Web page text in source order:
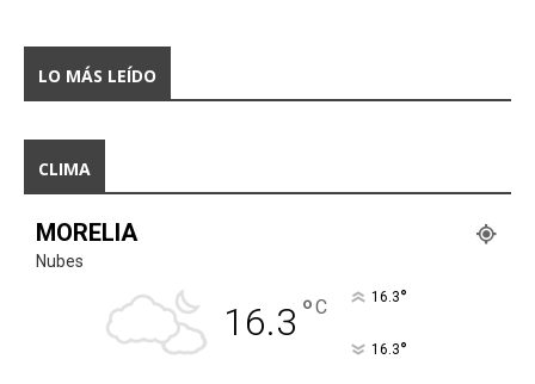
LO MÁS LEÍDO
CLIMA
MORELIA
Nubes
16.3 °C 16.3°
16.3°